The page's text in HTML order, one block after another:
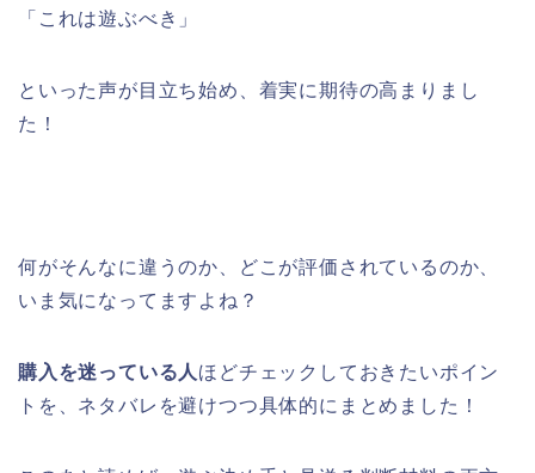
「これは遊ぶべき」
といった声が目立ち始め、着実に期待の高まりまし
た！
何がそんなに違うのか、どこが評価されているのか、
いま気になってますよね？
購入を迷っている人 ほどチェックしておきたいポイン
トを、ネタバレを避けつつ具体的にまとめました！